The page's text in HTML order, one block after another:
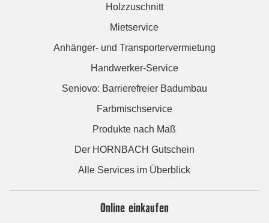
Holzzuschnitt
Mietservice
Anhänger- und Transportervermietung
Handwerker-Service
Seniovo: Barrierefreier Badumbau
Farbmischservice
Produkte nach Maß
Der HORNBACH Gutschein
Alle Services im Überblick
Online einkaufen